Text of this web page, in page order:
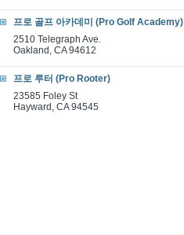
프로 골프 아카데미 (Pro Golf Academy)
2510 Telegraph Ave.
Oakland, CA 94612
프로 루터 (Pro Rooter)
23585 Foley St
Hayward, CA 94545